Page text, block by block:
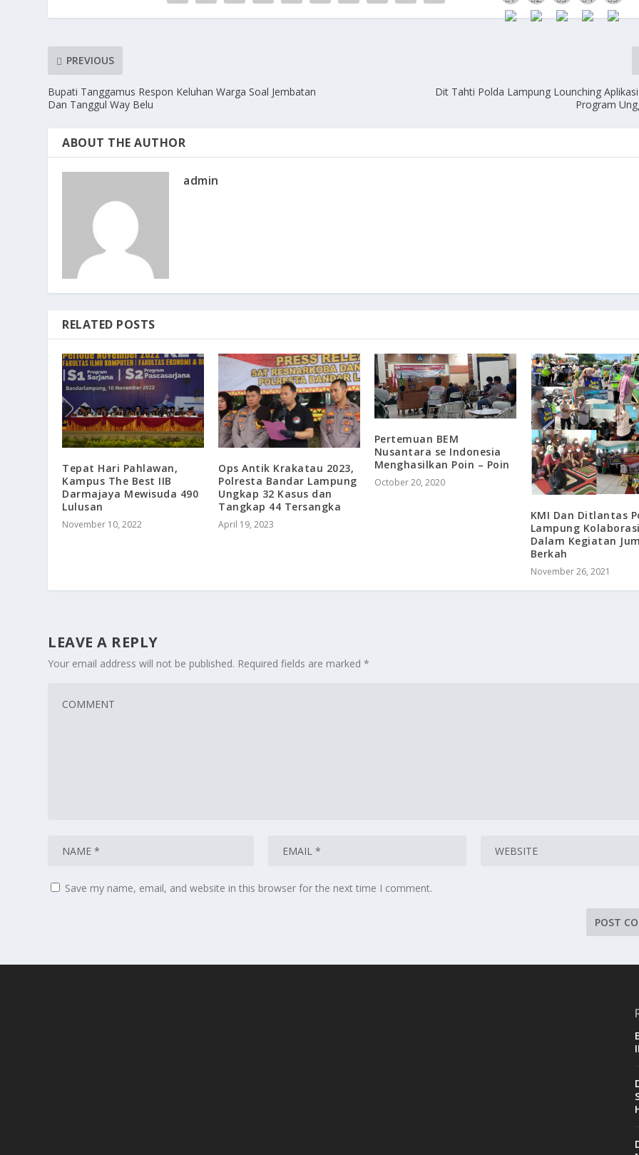
PREVIOUS
Bupati Tanggamus Respon Keluhan Warga Soal Jembatan
Dan Tanggul Way Belu
Dit Tahti Polda Lampung Lounching Aplikasi
Program
ABOUT THE AUTHOR
admin
RELATED POSTS
Tepat Hari Pahlawan,
Kampus The Best IIB
Darmajaya Mewisuda 490
Lulusan
November 10, 2022
Ops Antik Krakatau 2023,
Polresta Bandar Lampung
Ungkap 32 Kasus dan
Tangkap 44 Tersangka
April 19, 2023
Pertemuan BEM
Nusantara se Indonesia
Menghasilkan Poin – Poin
October 20, 2020
KMI Dan Ditlantas
Lampung
Dalam Kegiatan
Berkah
November 26, 2021
LEAVE A REPLY
Your email address will not be published. Required fields are marked*
Save my name, email, and website in this browser for the next time I comment.